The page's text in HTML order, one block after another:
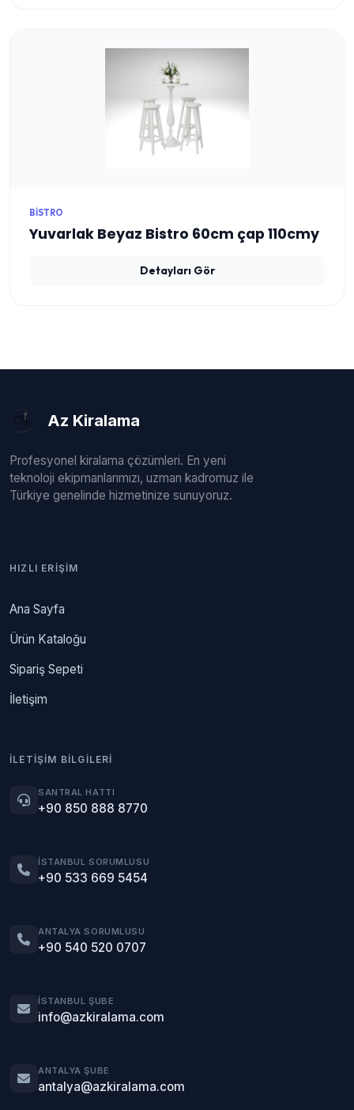
BISTRO
Yuvarlak Beyaz Bistro 60cm çap 110cmy
Detayları Gör
Az Kiralama
Profesyonel kiralama çözümleri. En yeni
teknoloji ekipmanlarımızı, uzman kadromuz ile
Türkiye genelinde hizmetinize sunuyoruz.
HIZLI ERIŞIM
Ana Sayfa
Ürün Kataloğu
Sipariş Sepeti
İletişim
İLETIŞIM BILGILERI
SANTRAL HATTI
+90 850 888 8770
İSTANBUL SORUMLUSU
+90 533 669 5454
ANTALYA SORUMLUSU
+90 540 520 0707
İSTANBUL ŞUBE
info@azkiralama.com
ANTALYA ŞUBE
antalya@azkiralama.com